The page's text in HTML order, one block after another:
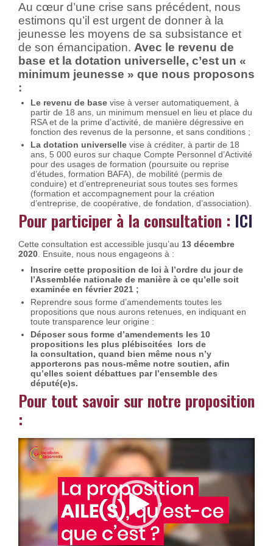
Au cœur d’une crise sans précédent, nous
estimons qu’il est urgent de donner à la
jeunesse les moyens de sa subsistance et
de son émancipation. Avec le revenu de
base et la dotation universelle, c’est un «
minimum jeunesse » que nous proposons
:
Le revenu de base vise à verser automatiquement, à
partir de 18 ans, un minimum mensuel en lieu et place du
RSA et de la prime d’activité, de manière dégressive en
fonction des revenus de la personne, et sans conditions ;
La dotation universelle vise à créditer, à partir de 18
ans, 5 000 euros sur chaque Compte Personnel d’Activité
pour des usages de formation (poursuite ou reprise
d’études, formation BAFA), de mobilité (permis de
conduire) et d’entrepreneuriat sous toutes ses formes
(formation et accompagnement pour la création
d’entreprise, de coopérative, de fondation, d’association).
Pour participer à la consultation : ICI
Cette consultation est accessible jusqu’au 13 décembre
2020. Ensuite, nous nous engageons à :
Inscrire cette proposition de loi à l’ordre du jour de
l’Assemblée nationale de manière à ce qu’elle soit
examinée en février 2021 ;
Reprendre sous forme d’amendements toutes les
propositions que nous aurons retenues, en indiquant en
toute transparence leur origine :
Déposer sous forme d’amendements les 10
propositions les plus plébiscitées lors de
la consultation, quand bien même nous n’y
apporterons pas nous-même notre soutien, afin
qu’elles soient débattues par l’ensemble des
député(e)s.
Pour tout savoir sur notre proposition
:
Lecteur
vidéo